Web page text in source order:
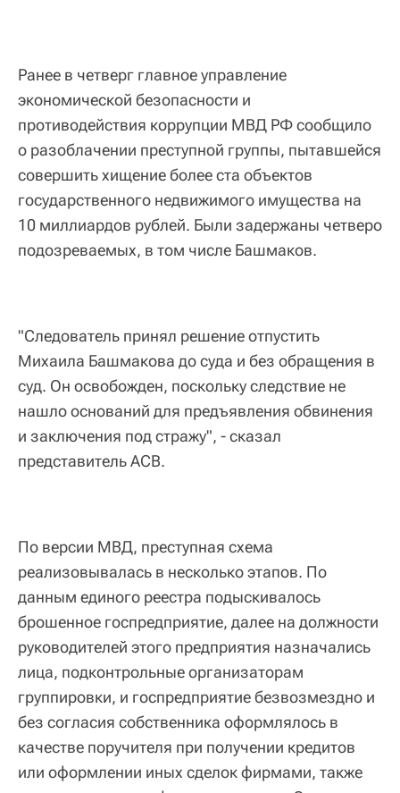
Ранее в четверг главное управление
экономической безопасности и
противодействия коррупции МВД РФ сообщило
о разоблачении преступной группы, пытавшейся
совершить хищение более ста объектов
государственного недвижимого имущества на
10 миллиардов рублей. Были задержаны четверо
подозреваемых, в том числе Башмаков.
"Следователь принял решение отпустить
Михаила Башмакова до суда и без обращения в
суд. Он освобожден, поскольку следствие не
нашло оснований для предъявления обвинения
и заключения под стражу", - сказал
представитель АСВ.
По версии МВД, преступная схема
реализовывалась в несколько этапов. По
данным единого реестра подыскивалось
брошенное госпредприятие, далее на должности
руководителей этого предприятия назначались
лица, подконтрольные организаторам
группировки, и госпредприятие безвозмездно и
без согласия собственника оформлялось в
качестве поручителя при получении кредитов
или оформлении иных сделок фирмами, также